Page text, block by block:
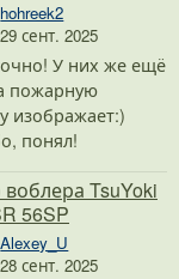
hohreek2
29 сент. 2025
У них же ещё
пожарную
изображает:)
понял!
TsuYoki
56SP
Alexey_U
28 сент. 2025